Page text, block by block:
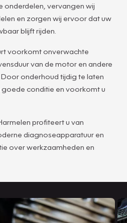
onderdelen, vervangen wij
en zorgen wij ervoor dat uw
blijft rijden.
voorkomt onverwachte
van de motor en andere
onderhoud tijdig te laten
conditie en voorkomt u
profiteert u van
diagnoseapparatuur en
over werkzaamheden en